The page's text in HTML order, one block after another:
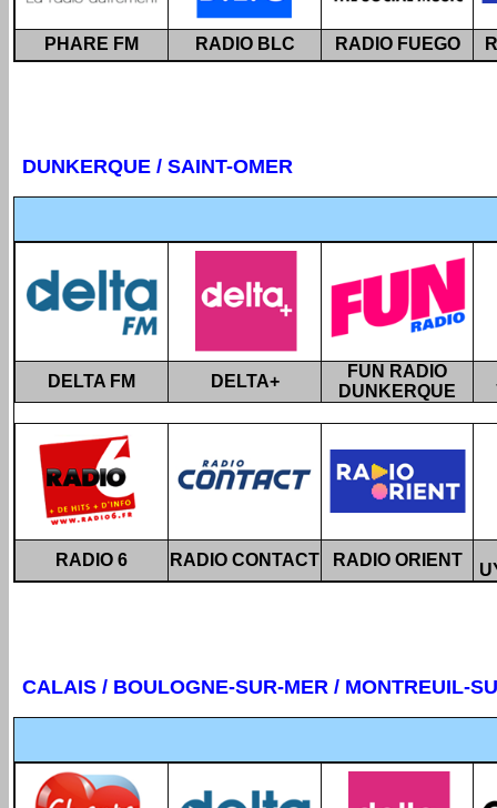
PHARE FM RADIO BLC RADIO FUEGO
DUNKERQUE / SAINT-OMER
DELTA FM DELTA+
FUN RADIO
DUNKERQUE
RADIO 6 RADIO CONTACT RADIO ORIENT
CALAIS / BOULOGNE-SUR-MER / MONTREUIL-